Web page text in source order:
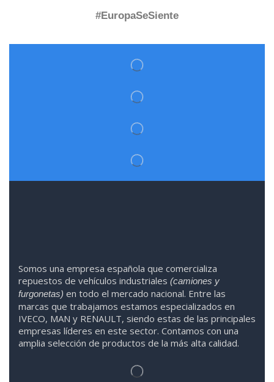
#EuropaSeSiente
Somos una empresa española que comercializa
repuestos de vehículos industriales (camiones y
furgonetas) en todo el mercado nacional. Entre las
marcas que trabajamos estamos especializados en
IVECO, MAN y RENAULT, siendo estas de las principales
empresas líderes en este sector. Contamos con una
amplia selección de productos de la más alta calidad.